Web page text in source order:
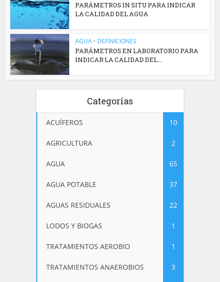
PARÁMETROS IN SITU PARA INDICAR
LA CALIDAD DEL AGUA
AGUA • DEFINICIONES
PARÁMETROS EN LABORATORIO PARA
INDICAR LA CALIDAD DEL...
Categorías
ACUÍFEROS 10
AGRICULTURA 2
AGUA 65
AGUA POTABLE 37
AGUAS RESIDUALES 22
LODOS Y BIOGAS 1
TRATAMIENTOS AEROBIO 1
TRATAMIENTOS ANAEROBIOS 3